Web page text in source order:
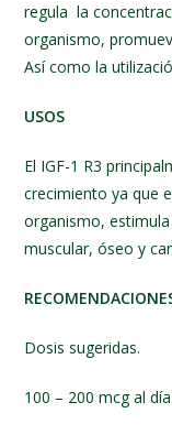
regula la
organismo,
Así como la
USOS
El IGF-1 R3
crecimiento ya que
organismo,
muscular, óseo y
Dosis sugeridas.
100 – 200 mcg al día.